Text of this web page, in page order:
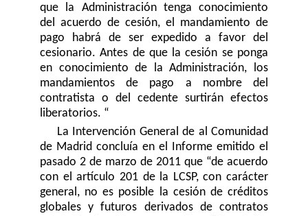
que la Administración tenga conocimiento
del acuerdo de cesión, el mandamiento de
pago habrá de ser expedido a favor del
cesionario. Antes de que la cesión se ponga
en conocimiento de la Administración, los
mandamientos de pago a nombre del
contratista o del cedente surtirán efectos
liberatorios. “
La Intervención General de al Comunidad
de Madrid concluía en el Informe emitido el
pasado 2 de marzo de 2011 que “de acuerdo
con el artículo 201 de la LCSP, con carácter
general, no es posible la cesión de créditos
globales y futuros derivados de contratos